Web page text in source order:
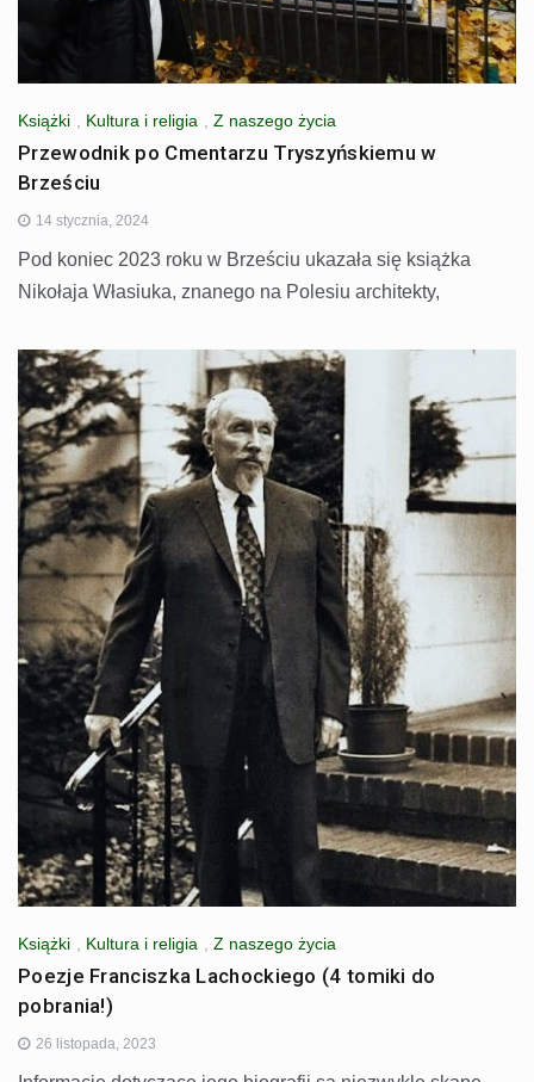
Książki Kultura i religia Z naszego życia
Przewodnik po Cmentarzu Tryszyńskiemu w
Brześciu
14 stycznia, 2024
Pod koniec 2023 roku w Brześciu ukazała się książka
Nikołaja Własiuka, znanego na Polesiu architekty,
Książki Kultura i religia Z naszego życia
Poezje Franciszka Lachockiego (4 tomiki do
pobrania!)
26 listopada, 2023